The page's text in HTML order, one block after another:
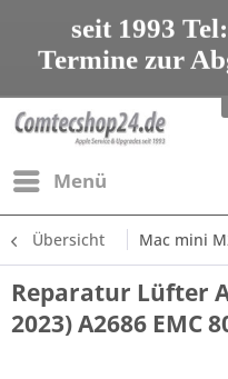
seit 1993
Termine zur
nur nach
Apple Service,
seit 1993
Menü
Übersicht Mac mini
Reparatur Lüfter
2023) A2686 EMC